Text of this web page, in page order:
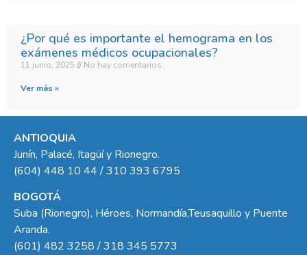
¿Por qué es importante el hemograma en los
exámenes médicos ocupacionales?
11 junio, 2025 No hay comentarios
Ver más »
ANTIOQUIA
Junín, Palacé, Itagüí y Rionegro.
(604) 448 10 44 / 310 393 6795
BOGOTÁ
Suba (Rionegro), Héroes, Normandía,Teusaquillo y Puente
Aranda.
(601) 482 3258 / 318 345 5773